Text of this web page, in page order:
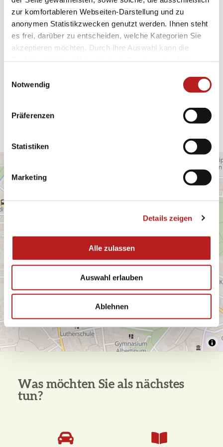
zur komfortableren Webseiten-Darstellung und zu
anonymen Statistikzwecken genutzt werden. Ihnen steht
es frei, darüber zu entscheiden, welche Kategorien Sie
akzeptieren möchten. Durch Ihre Auswahl kann die
Datenschutzbestimmungen.
g
g
a
Notwendig
Präferenzen
Statistiken
Marketing
Details zeigen
Alle zulassen
Auswahl erlauben
Ablehnen
Veranstalter
Heimatbotschafter Coburger Land
Lauterer Straße 60
96450 Coburg
Tel.:09561 / 675-9130
Webseite:www.heimatbotschafter.de
Was möchten Sie als nächstes
tun?